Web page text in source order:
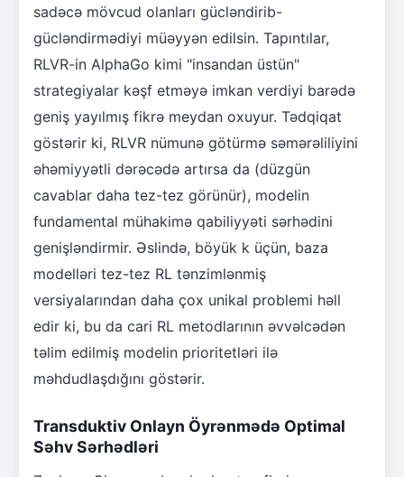
sadəcə mövcud olanları gücləndirib-
gücləndirmədiyi müəyyən edilsin. Tapıntılar,
RLVR-in AlphaGo kimi "insandan üstün"
strategiyalar kəşf etməyə imkan verdiyi barədə
geniş yayılmış fikrə meydan oxuyur. Tədqiqat
göstərir ki, RLVR nümunə götürmə səmərəliliyini
əhəmiyyətli dərəcədə artırsa da (düzgün
cavablar daha tez-tez görünür), modelin
fundamental mühakimə qabiliyyəti sərhədini
genişləndirmir. Əslində, böyük k üçün, baza
modelləri tez-tez RL tənzimlənmiş
versiyalarından daha çox unikal problemi həll
edir ki, bu da cari RL metodlarının əvvəlcədən
təlim edilmiş modelin prioritetləri ilə
məhdudlaşdığını göstərir.
Transduktiv Onlayn Öyrənmədə Optimal
Səhv Sərhədləri